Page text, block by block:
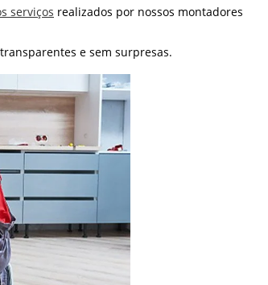
serviços realizados por nossos montadores
e sem surpresas.